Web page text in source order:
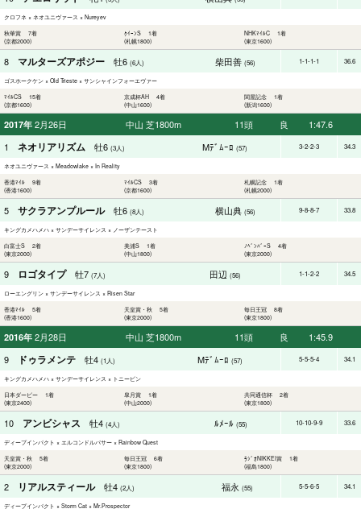
クロフネ × ネオユニヴァース × Nureyev
秋華賞 7着
(京都2000)
ｸｲｰﾝS 1着
(札幌1800)
NHKﾏｲﾙC 1着
(東京1600)
8 マルターズアポジー 牡6 (6人) 柴田善 (56) 1-1-1-1 36.6
ゴスホークケン × Old Trieste × サンシャインフォーエヴァー
ﾏｲﾙCS 15着
(京都1600)
京成杯AH 4着
(中山1600)
関屋記念 1着
(新潟1600)
2017年 2月26日 中山 芝1800m 11頭 良
1:47.6
1 ネオリアリズム 牡6 (3人) Mﾃﾞﾑｰﾛ (57) 3-2-2-3 34.3
ネオユニヴァース × Meadowlake × In Reality
香港ﾏｲﾙ 9着
(香港1600)
ﾏｲﾙCS 3着
(京都1600)
札幌記念 1着
(札幌2000)
5 サクラアンプルール牡6 (8人) 横山典 (56) 9-8-8-7 33.8
キングカメハメハ × サンデーサイレンス × ノーザンテースト
白富士S 2着
(東京2000)
美浦S 1着
(中山1800)
ﾉﾍﾞﾝﾊﾞｰS 4着
(東京2000)
9 ロゴタイプ牡7 (7人) 田辺 (56) 1-1-2-2 34.5
ローエングリン × サンデーサイレンス × Risen Star
香港ﾏｲﾙ 5着
(香港1600)
天皇賞・秋 5着
(東京2000)
毎日王冠 8着
(東京1800)
2016年 2月28日 中山 芝1800m 11頭 良
1:45.9
9
ドゥラメンテ 牡4 (1人) Mﾃﾞﾑｰﾛ (57) 5-5-5-4 34.1
キングカメハメハ × サンデーサイレンス × トニービン
日本ダービー 1着
(東京2400)
皐月賞 1着
(中山2000)
共同通信杯 2着
(東京1800)
10 アンビシャス 牡4 (4人) ﾙﾒｰﾙ (55) 10-10-9-9 33.6
ディープインパクト × エルコンドルパサー × Rainbow Quest
天皇賞・秋 5着
(東京2000)
毎日王冠 6着
(東京1800)
ﾗｼﾞｵNIKKEI賞 1着
(福島1800)
2 リアルスティール牡4 (2人) 福永 (55) 5-5-6-5 34.1
ディープインパクト × Storm Cat × Mr.Prospector